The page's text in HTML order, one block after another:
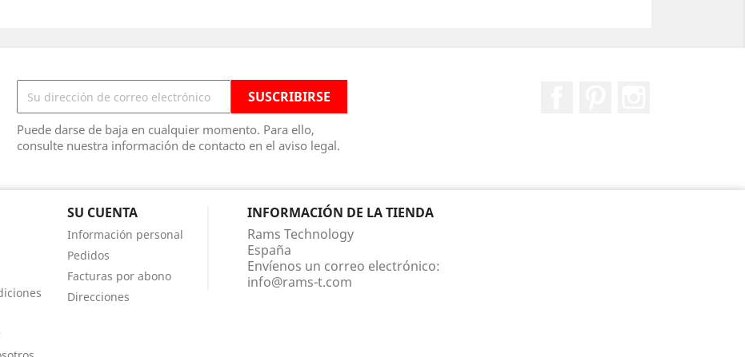
Puede darse de baja en cualquier momento. Para ello,
consulte nuestra información de contacto en el aviso legal.
SU CUENTA
Información personal
Pedidos
Facturas por abono
Direcciones
INFORMACIÓN DE LA TIENDA
Rams Technology
España
Envíenos un correo electrónico:
info@rams-t.com